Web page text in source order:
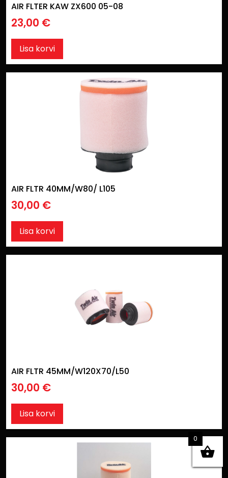
AIR FLTER KAW ZX600 05-08
23,00 €
Lisa korvi
AIR FLTR 40MM/W80/ L105
30,00 €
Lisa korvi
AIR FLTR 45MM/W120X70/L50
30,00 €
Lisa korvi
0